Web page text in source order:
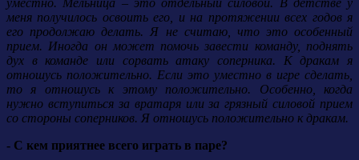
уместно. Мельница – это отдельный силовой. В детстве у
меня получилось освоить его, и на протяжении всех годов я
его продолжаю делать. Я не считаю, что это особенный
прием. Иногда он может помочь завести команду, поднять
дух в команде или сорвать атаку соперника. К дракам я
отношусь положительно. Если это уместно в игре сделать,
то я отношусь к этому положительно. Особенно, когда
нужно вступиться за вратаря или за грязный силовой прием
со стороны соперников. Я отношусь положительно к дракам.
- С кем приятнее всего играть в паре?